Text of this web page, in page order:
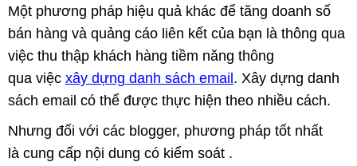
Một phương pháp hiệu quả khác để tăng doanh số
bán hàng và quảng cáo liên kết của bạn là thông qua
việc thu thập khách hàng tiềm năng thông
qua việc xây dựng danh sách email. Xây dựng danh
sách email có thể được thực hiện theo nhiều cách.
Nhưng đối với các blogger, phương pháp tốt nhất
là cung cấp nội dung có kiểm soát .